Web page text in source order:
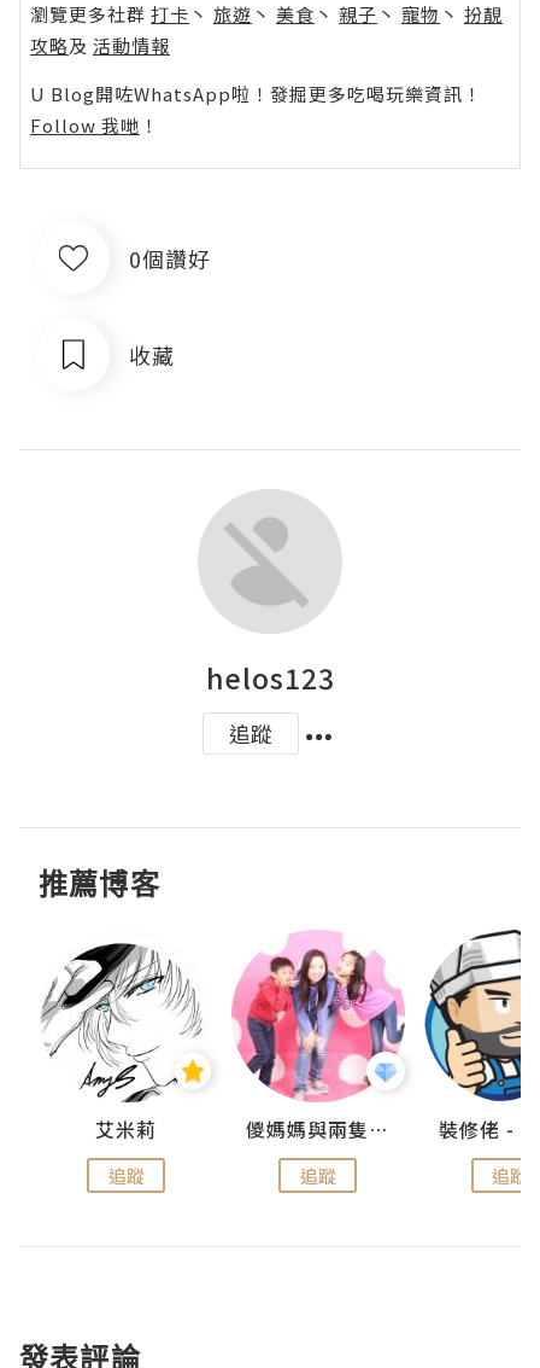
瀏覽更多社群 打卡 丶 旅遊 丶 美食 丶 親子 丶 寵物 丶 扮靚
攻略及 活動情報
U Blog開咗WhatsApp啦！發掘更多吃喝玩樂資訊！
Follow 我哋 ！
0個讚好
收藏
helos123
追蹤
推薦博客
艾米莉
追蹤
儍媽媽與兩隻小魔怪之家
追蹤 追蹤
發表評論